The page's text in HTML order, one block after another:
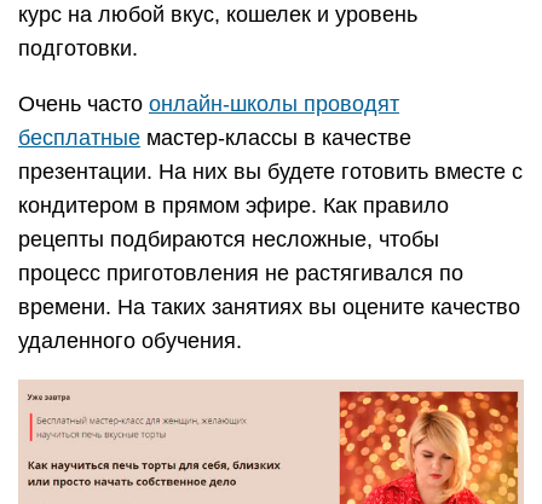
курс на любой вкус, кошелек и уровень
подготовки.
Очень часто онлайн-школы проводят
бесплатные мастер-классы в качестве
презентации. На них вы будете готовить вместе с
кондитером в прямом эфире. Как правило
рецепты подбираются несложные, чтобы
процесс приготовления не растягивался по
времени. На таких занятиях вы оцените качество
удаленного обучения.